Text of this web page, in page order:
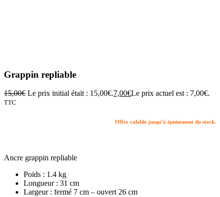
Grappin repliable
15,00€ Le prix initial était : 15,00€.7,00€Le prix actuel est : 7,00€.
TTC
Offre valable jusqu’à épuisement du stock.
Ancre grappin repliable
Poids : 1.4 kg
Longueur : 31 cm
Largeur : fermé 7 cm – ouvert 26 cm